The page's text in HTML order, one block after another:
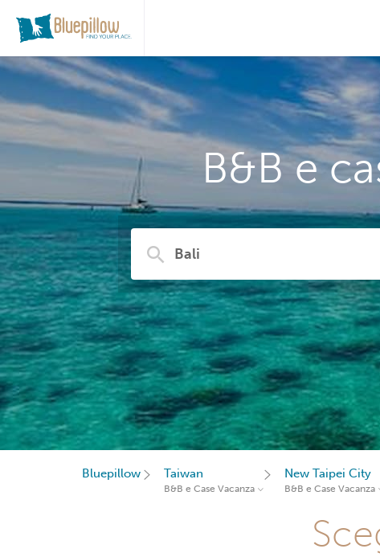
B&B e
Bluepillow Taiwan
B&B e Case Vacanza
New Taipei City
B&B e Case Vacanza